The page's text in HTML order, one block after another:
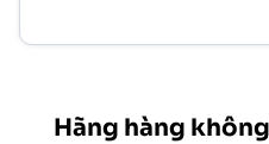
Hãng hàng